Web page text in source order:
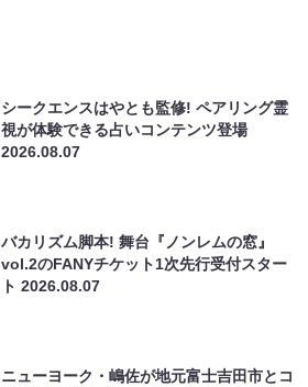
シークエンスはやとも監修! ペアリング霊
視が体験できる占いコンテンツ登場
2026.08.07
バカリズム脚本! 舞台『ノンレムの窓』
vol.2のFANYチケット1次先行受付スター
ト2026.08.07
ニューヨーク・嶋佐が地元富士吉田市とコ